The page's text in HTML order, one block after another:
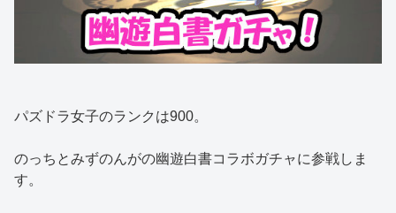
パズドラ女子のランクは900。
のっちとみずのんがの幽遊白書コラボガチャに参戦しま
す。